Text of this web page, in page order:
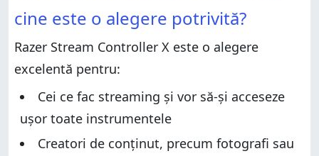
Verdict
Despachetarea lui Razer Stream Controller X
Design și specificații hardware
Experiența de utilizare a dispozitivului Razer Stream
Controller X
Ce părere ai despre consola Razer Stream Controller
X?
Verdict
Despachetarea lui Razer Stream Controller X
Design și specificații hardware
Experiența de utilizare a dispozitivului Razer Stream
Controller X
Ce părere ai despre consola Razer Stream Controller
X?
cine este o alegere potrivită?
Razer Stream Controller X este o alegere
excelentă pentru:
Cei ce fac streaming și vor să-și acceseze
ușor toate instrumentele
Creatori de conținut, precum fotografi sau